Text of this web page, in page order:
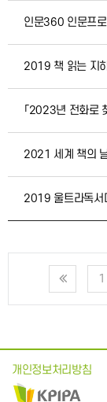
1
개인정보처리방침